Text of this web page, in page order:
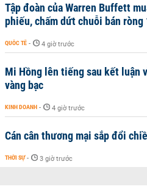
Tập đoàn của Warren Buffett
phiếu, chấm dứt chuỗi bán ròng
QUỐC TẾ - 4 giờ trước
Mi Hồng lên tiếng sau kết luận
vàng bạc
KINH DOANH - 4 giờ trước
Cán cân thương mại sắp đổi
THỜI SỰ - 3 giờ trước